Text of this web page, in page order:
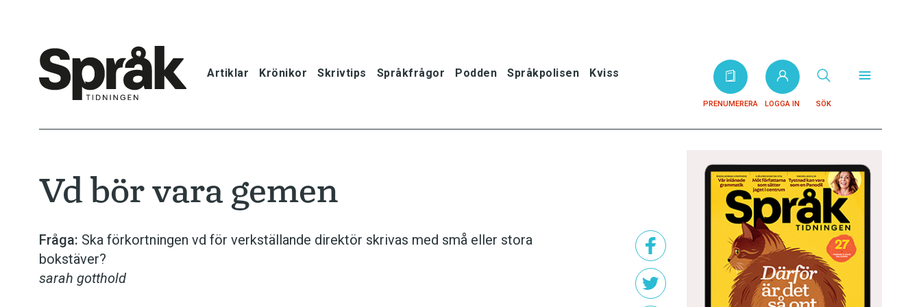
Artiklar Krönikor Skrivtips Språkfrågor Podden Språkpolisen Kviss
PRENUMERERA LOGGA IN SÖK
Krönikor
Vd bör vara gemen
Fråga: Ska förkortningen vd för verkställande direktör skrivas med små eller stora
bokstäver?
sarah gotthold